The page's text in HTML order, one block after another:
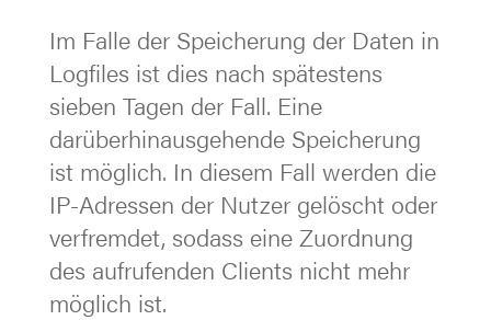
Im Falle der Speicherung der Daten in
Logfiles ist dies nach spätestens
sieben Tagen der Fall. Eine
darüberhinausgehende Speicherung
ist möglich. In diesem Fall werden die
IP-Adressen der Nutzer gelöscht oder
verfremdet, sodass eine Zuordnung
des aufrufenden Clients nicht mehr
möglich ist.